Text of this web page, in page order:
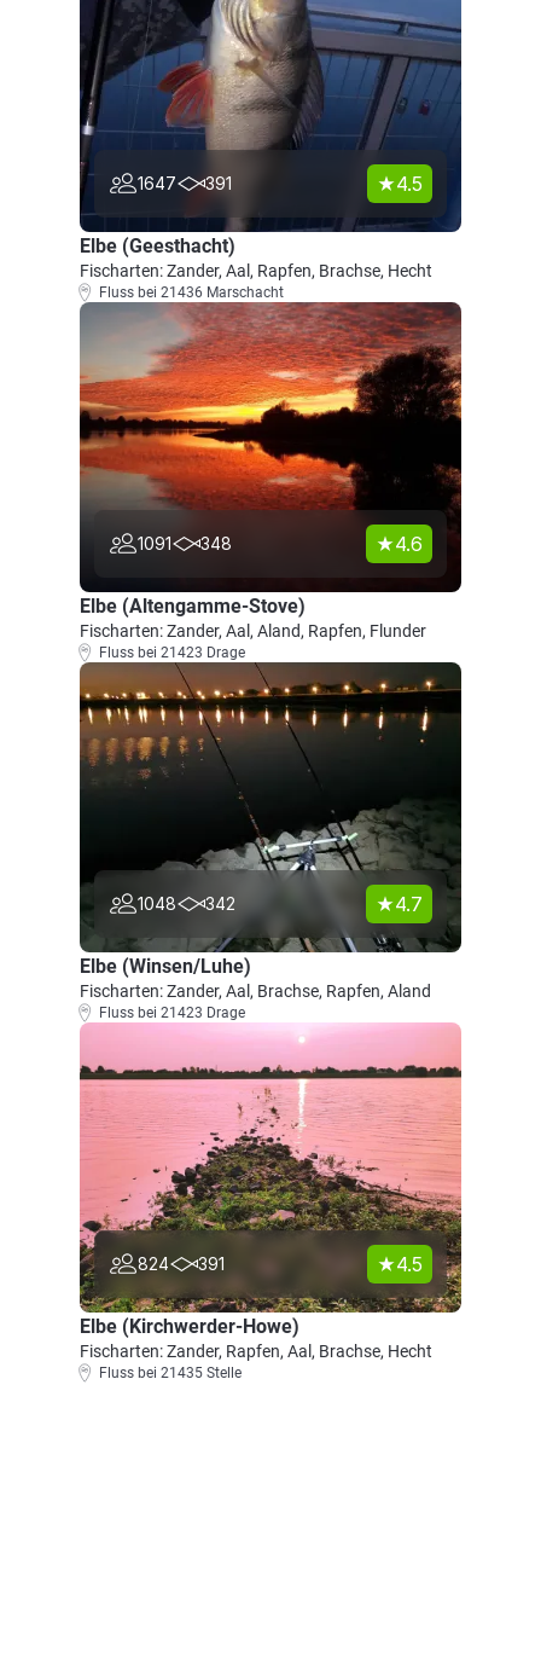
1647 391 4.5
Elbe (Geesthacht)
Fischarten: Zander, Aal, Rapfen, Brachse, Hecht
Fluss bei 21436 Marschacht
1091 348 4.6
Elbe (Altengamme-Stove)
Fischarten: Zander, Aal, Aland, Rapfen, Flunder
Fluss bei 21423 Drage
1048 342 4.7
Elbe (Winsen/Luhe)
Fischarten: Zander, Aal, Brachse, Rapfen, Aland
Fluss bei 21423 Drage
824 391 4.5
Elbe (Kirchwerder-Howe)
Fischarten: Zander, Rapfen, Aal, Brachse, Hecht
Fluss bei 21435 Stelle